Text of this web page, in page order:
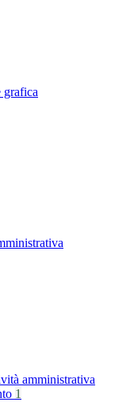
grafica
amministrativa
1